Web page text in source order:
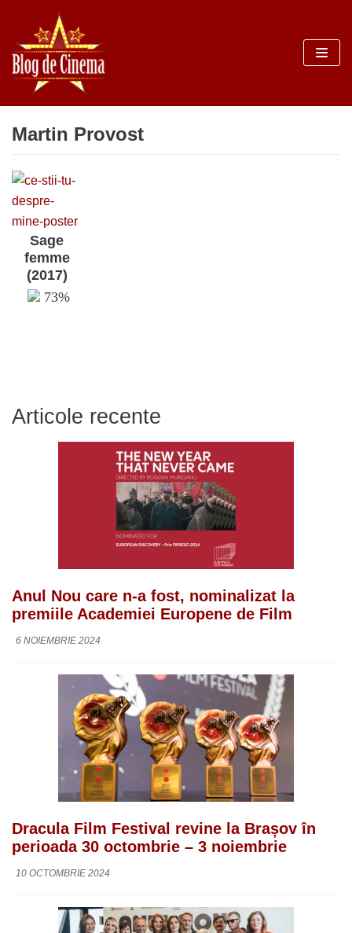
Sari
la
conținut
Martin Provost
Sage
femme
(2017)
73%
Articole recente
Anul Nou care n-a fost, nominalizat la
premiile Academiei Europene de Film
6 NOIEMBRIE 2024
Dracula Film Festival revine la Brașov în
perioada 30 octombrie – 3 noiembrie
10 OCTOMBRIE 2024